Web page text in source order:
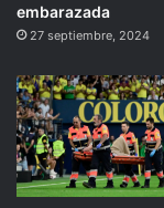
embarazada
27 septiembre, 2024